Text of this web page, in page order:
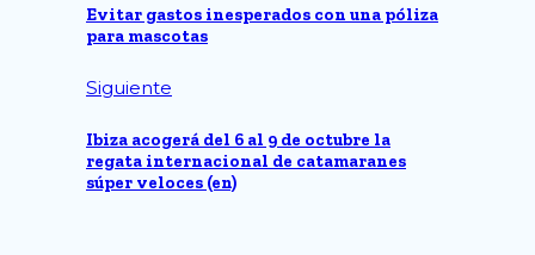
Evitar gastos inesperados con una póliza
para mascotas
Siguiente
Ibiza acogerá del 6 al 9 de octubre la
regata internacional de catamaranes
súper veloces (en)